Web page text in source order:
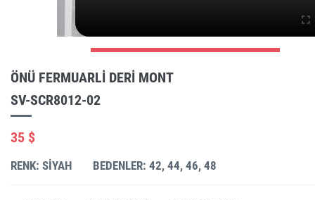
ÖNÜ FERMUARLI DERI MONT
SV-SCR8012-02
35 $
RENK: SIYAH BEDENLER: 42, 44, 46, 48